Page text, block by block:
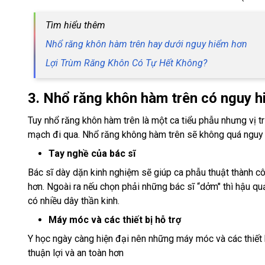
Tìm hiểu thêm
Nhổ răng khôn hàm trên hay dưới nguy hiểm hơn
Lợi Trùm Răng Khôn Có Tự Hết Không?
3. Nhổ răng khôn hàm trên có nguy
Tuy nhổ răng khôn hàm trên là một ca tiểu phẫu nhưng vị
mạch đi qua. Nhổ răng không hàm trên sẽ không quá
Tay nghề của bác sĩ
Bác sĩ dày dặn kinh nghiệm sẽ giúp ca phẫu thuật thành
hơn. Ngoài ra nếu chọn phải những bác sĩ “dởm" thì hậu
có nhiều dây thần kinh.
Máy móc và các thiết bị hỗ trợ
Y học ngày càng hiện đại nên những máy móc và các
thuận lợi và an toàn hơn